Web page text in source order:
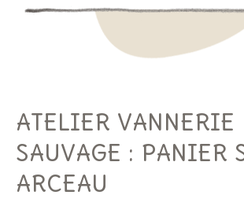
ATELIER VANNERIE
SAUVAGE : PANIER
ARCEAU